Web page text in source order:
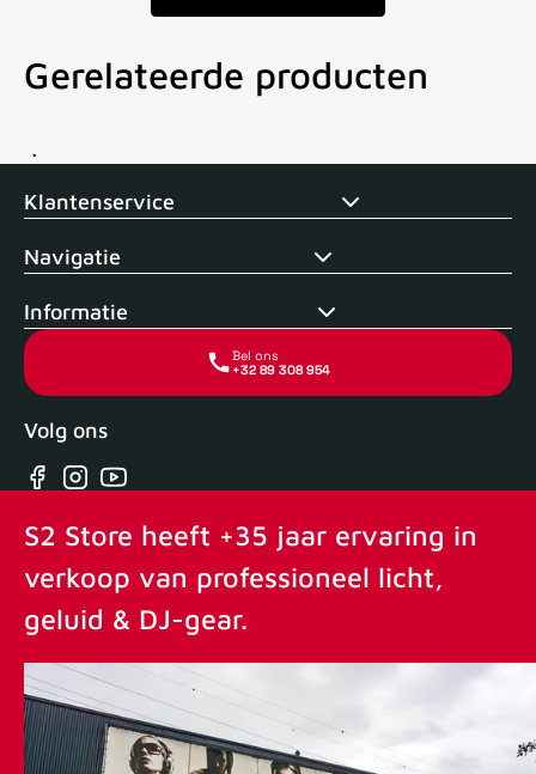
Gerelateerde producten
Voor 15uur besteld, zelfde dag verstuurd Echte winkel +35
Klantenservice
Navigatie
Informatie
Bel ons
+32 89 308 954
Volg ons
Facebook
Instagram
YouTube
S2 Store heeft +35 jaar ervaring in
verkoop van professioneel licht,
geluid & DJ-gear.